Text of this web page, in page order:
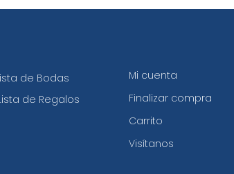
de Bodas
de Regalos
Mi cuenta
Finalizar compra
Carrito
Visítanos